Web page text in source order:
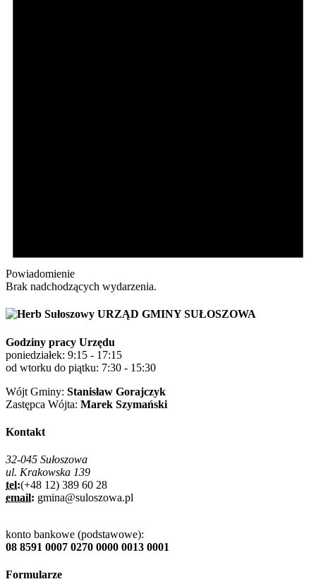
Powiadomienie
Brak nadchodzących wydarzenia.
URZĄD GMINY SUŁOSZOWA
Godziny pracy Urzędu
poniedziałek: 9:15 - 17:15
od wtorku do piątku: 7:30 - 15:30
Wójt Gminy: Stanisław Gorajczyk
Zastępca Wójta: Marek Szymański
Kontakt
32-045 Sułoszowa
ul. Krakowska 139
tel:(+48 12) 389 60 28
email: gmina@suloszowa.pl
konto bankowe (podstawowe):
08 8591 0007 0270 0000 0013 0001
Formularze